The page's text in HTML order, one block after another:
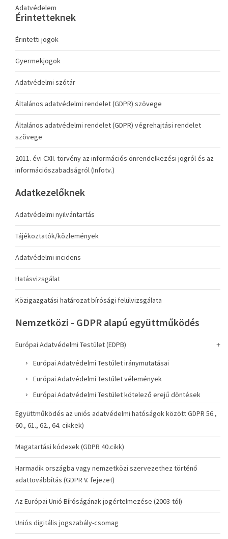
Adatvédelem
Érintetteknek
Érintetti jogok
Gyermekjogok
Adatvédelmi szótár
Általános adatvédelmi rendelet (GDPR) szövege
Általános adatvédelmi rendelet (GDPR) végrehajtási rendelet
szövege
2011. évi CXII. törvény az információs önrendelkezési jogról és az
információszabadságról (Infotv.)
Adatkezelőknek
Adatvédelmi nyilvántartás
Tájékoztatók/közlemények
Adatvédelmi incidens
Hatásvizsgálat
Közigazgatási határozat bírósági felülvizsgálata
Nemzetközi - GDPR alapú együttműködés
Európai Adatvédelmi Testület (EDPB)
Európai Adatvédelmi Testület iránymutatásai
Európai Adatvédelmi Testület vélemények
Európai Adatvédelmi Testület kötelező erejű döntések
Együttműködés az uniós adatvédelmi hatóságok között GDPR 56.,
60., 61., 62., 64. cikkek)
Magatartási kódexek (GDPR 40.cikk)
Harmadik országba vagy nemzetközi szervezethez történő
adattovábbítás (GDPR V. fejezet)
Az Európai Unió Bíróságának jogértelmezése (2003-tól)
Uniós digitális jogszabály-csomag